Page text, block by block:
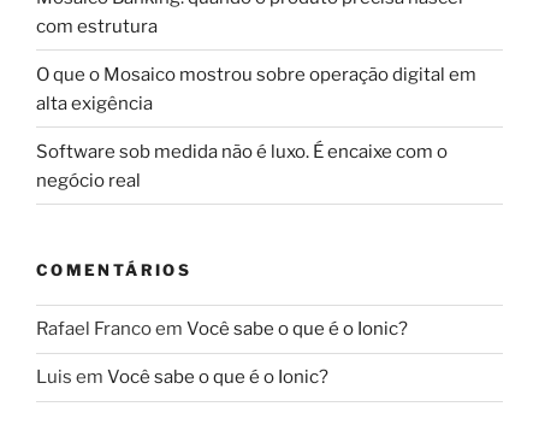
com estrutura
O que o Mosaico mostrou sobre operação digital em
alta exigência
Software sob medida não é luxo. É encaixe com o
negócio real
COMENTÁRIOS
Rafael Francoem Você sabe o que é o Ionic?
Luis em Você sabe o que é o Ionic?